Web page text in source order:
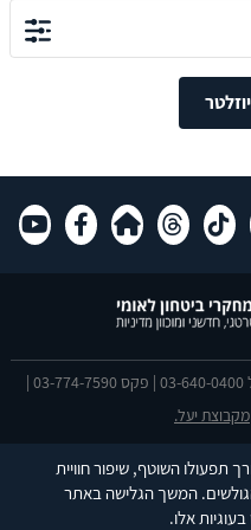
תפעולו השוטף, שיפור חוויית
המשך הגלישה באתר
אלו.
מקבוצת יעל.
This site is protected by
Terms